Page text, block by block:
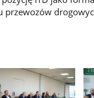
przewozów